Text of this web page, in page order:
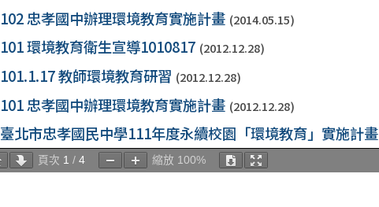
102 忠孝國中辦理環境教育實施計畫 (2014.05.15)
101 環境教育衛生宣導1010817 (2012.12.28)
101.1.17 教師環境教育研習 (2012.12.28)
101 忠孝國中辦理環境教育實施計畫 (2012.12.28)
臺北市忠孝國民中學111年度永續校園「環境教育」實施計畫
頁次 1 / 4 縮放 100%